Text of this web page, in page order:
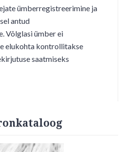
ümberregistreerimine ja
antud
Võlglasi ümber ei
elukohta kontrollitakse
saatmiseks